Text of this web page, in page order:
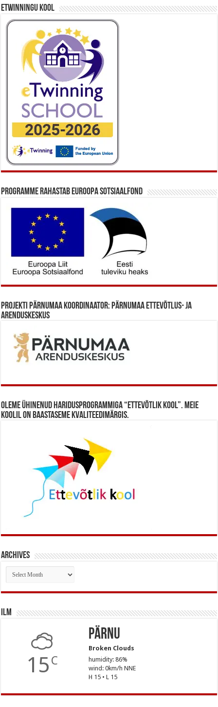
eTwinningu kool
Programme rahastab Euroopa Sotsiaalfond
Projekti Pärnumaa koordinaator: Pärnumaa Ettevõtlus- ja
Arenduskeskus
Oleme ühinenud haridusprogrammiga “Ettevõtlik Kool”. Meie
koolil on baastaseme kvaliteedimärgis.
Archives
Archives
Ilm
15 C
Pärnu
Broken Clouds
humidity: 86%
wind: 0km/h NNE
H 15 • L 15